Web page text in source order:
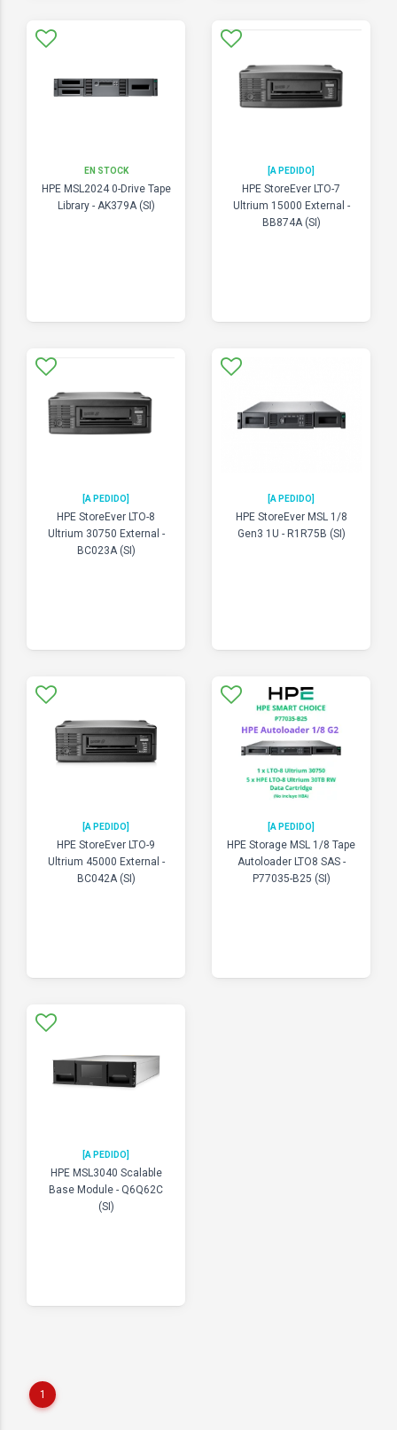
EN STOCK
HPE MSL2024 0-Drive Tape
Library - AK379A (SI)
[A PEDIDO]
HPE StoreEver LTO-7
Ultrium 15000 External -
BB874A (SI)
[A PEDIDO]
HPE StoreEver LTO-8
Ultrium 30750 External -
BC023A (SI)
[A PEDIDO]
HPE StoreEver MSL 1/8
Gen3 1U - R1R75B (SI)
[A PEDIDO]
HPE StoreEver LTO-9
Ultrium 45000 External -
BC042A (SI)
[A PEDIDO]
HPE Storage MSL 1/8 Tape
Autoloader LTO8 SAS -
P77035-B25 (SI)
[A PEDIDO]
HPE MSL3040 Scalable
Base Module - Q6Q62C
(SI)
1